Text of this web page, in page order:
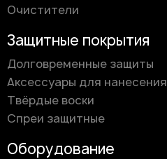
Очистители
Защитные покрытия
Долговременные защиты
Аксессуары для нанесения
Твёрдые воски
Спреи защитные
Оборудование